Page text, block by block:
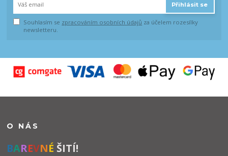
Přihlásit se
Souhlasím se zpracováním osobních údajů za účelem rozesílky
newsletteru.
O NÁS
BAREVNÉ ŠITÍ!